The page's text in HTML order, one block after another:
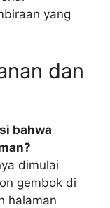
yang
dan
bahwa
dimulai
gembok di
halaman